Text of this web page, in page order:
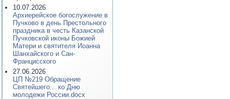
10.07.2026
Архиерейское богослужение в
Пучково в день Престольного
праздника в честь Казанской
Пучковской иконы Божией
Матери и святителя Иоанна
Шанхайского и Сан-
Францисского
27.06.2026
ЦП №219 Обращение
Святейшего... ко Дню
молодежи России.docx